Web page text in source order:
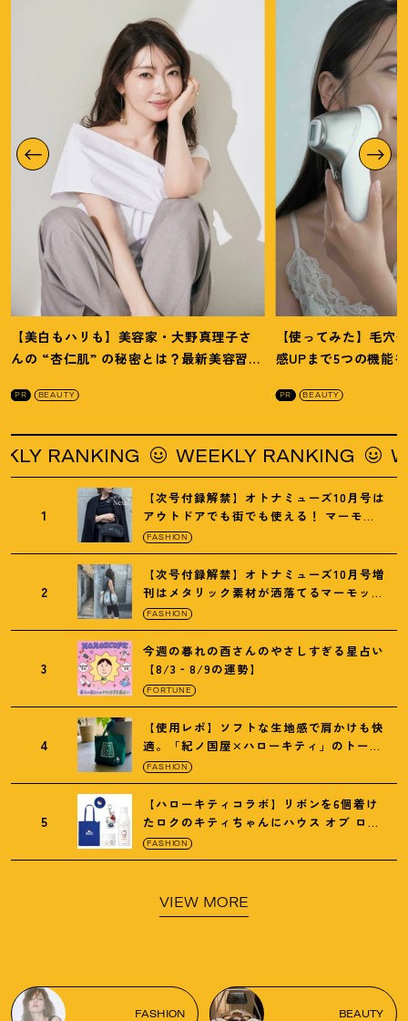
【美白もハリも】美容家・大野真理子さ
んの “杏仁肌” の秘密とは ？ 最新美容習慣
PR BEAUTY
【使ってみた】毛穴
感UPまで5つの機能
PR BEAUTY
RANKING WEEKLY RANKING
1
【次号付録解禁】オトナミューズ10月号は
アウトドアでも街でも使える ！ マーモッ
トの黒ショルダー
FASHION
2
【次号付録解禁】オトナミューズ10月号増
刊はメタリック素材が洒落てるマーモット
の保冷バッグ
FASHION
3
今週の暮れの酉さんのやさしすぎる星占い
【8/3‐8/9の運勢】
FORTUNE
4
【使用レポ】ソフトな生地感で肩かけも快
適。「紀ノ国屋×ハローキティ」のトート
がガシガシ使えて最高です
FASHION
5
【ハローキティコラボ】リボンを6個着け
たロクのキティちゃんにハウス オブ ロー
ゼの限定パケも
FASHION
VIEW MORE
FASHION BEAUTY